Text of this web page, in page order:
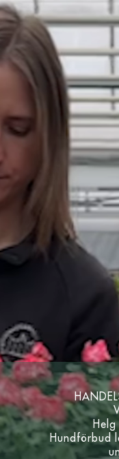
Hundförbud